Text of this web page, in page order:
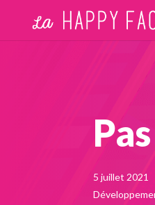
5 juillet 2021